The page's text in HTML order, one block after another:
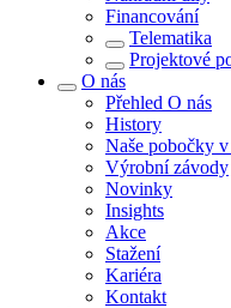
Financování
Telematika
Projektové
O nás
Přehled O nás
History
Naše pobočky
Výrobní závody
Novinky
Insights
Akce
Stažení
Kariéra
Kontakt